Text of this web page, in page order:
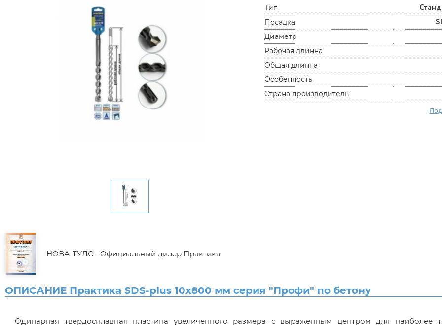
НОВА-ТУЛС - Официальный дилер Практика
Тип
Посадка
Диаметр
Рабочая длинна
Общая длинна
Особенность
Страна производитель
ОПИСАНИЕ Практика SDS-plus 10х800 мм серия "Профи" по бетону
Одинарная твердосплавная пластина увеличенного размера с выраженным центром для наиболее